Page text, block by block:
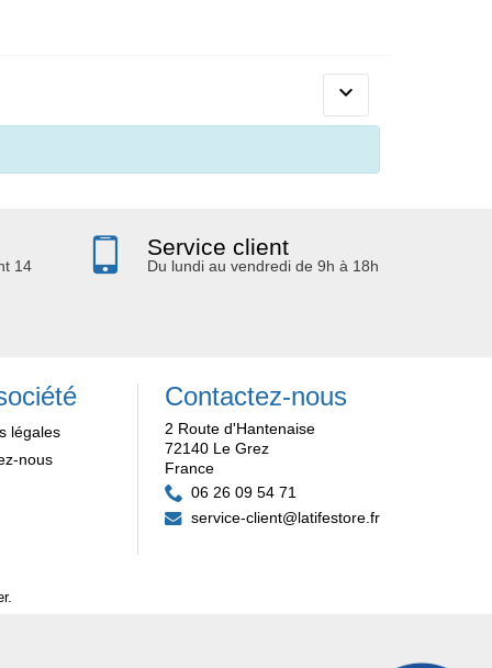

14
Service client
Du lundi au vendredi de 9h à 18h
légales
nous
Contactez-nous
2 Route d'Hantenaise
72140 Le Grez
France
06 26 09 54 71
service-client@latifestore.fr
.